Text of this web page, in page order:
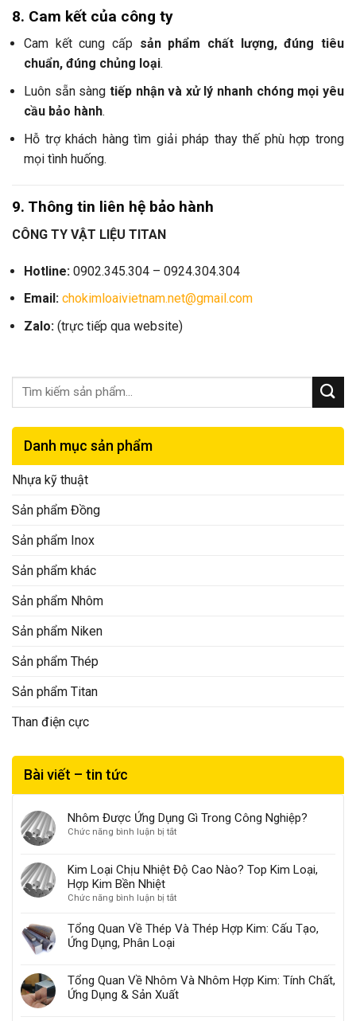
8. Cam kết của công ty
Cam kết cung cấp sản phẩm chất lượng, đúng tiêu
chuẩn, đúng chủng loại.
Luôn sẵn sàng tiếp nhận và xử lý nhanh chóng mọi yêu
cầu bảo hành.
Hỗ trợ khách hàng tìm giải pháp thay thế phù hợp trong
mọi tình huống.
9. Thông tin liên hệ bảo hành
CÔNG TY VẬT LIỆU TITAN
Hotline: 0902.345.304 – 0924.304.304
Email: chokimloaivietnam.net@gmail.com
Zalo: (trực tiếp qua website)
Danh mục sản phẩm
Nhựa kỹ thuật
Sản phẩm Đồng
Sản phẩm Inox
Sản phẩm khác
Sản phẩm Nhôm
Sản phẩm Niken
Sản phẩm Thép
Sản phẩm Titan
Than điện cực
Bài viết – tin tức
Nhôm Được Ứng Dụng Gì Trong Công Nghiệp?
Chức năng bình luận bị tắtở
Ứng
Gì
Công
Kim Loại Chịu Nhiệt Độ Cao Nào? Top Kim Loại,
Hợp Kim Bền Nhiệt
Chức năng bình luận bị tắtở
Loại
Cao
Nào?
Tổng Quan Về Thép Và Thép Hợp Kim: Cấu Tạo,
Ứng Dụng, Phân Loại
Tổng Quan Về Nhôm Và Nhôm Hợp Kim: Tính Chất,
Ứng Dụng & Sản Xuất